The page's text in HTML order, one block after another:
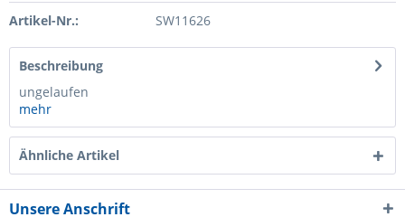
Artikel-Nr.: SW11626
Beschreibung
ungelaufen
mehr
Ähnliche Artikel
Unsere Anschrift